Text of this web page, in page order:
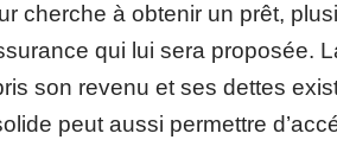
cherche à obtenir un prêt,
qui lui sera proposée.
son revenu et ses dettes
peut aussi permettre